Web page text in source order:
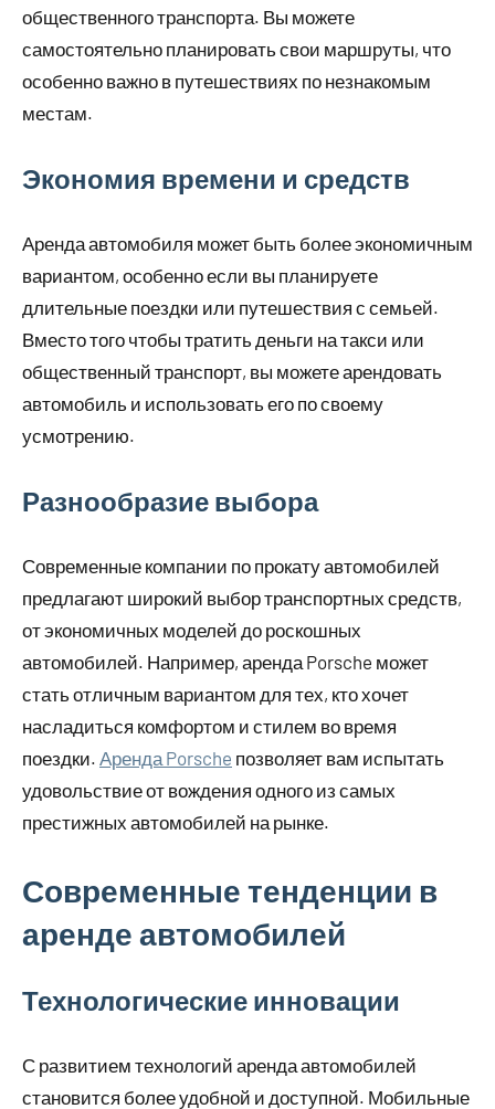
общественного транспорта. Вы можете
самостоятельно планировать свои маршруты, что
особенно важно в путешествиях по незнакомым
местам.
Экономия времени и средств
Аренда автомобиля может быть более экономичным
вариантом, особенно если вы планируете
длительные поездки или путешествия с семьей.
Вместо того чтобы тратить деньги на такси или
общественный транспорт, вы можете арендовать
автомобиль и использовать его по своему
усмотрению.
Разнообразие выбора
Современные компании по прокату автомобилей
предлагают широкий выбор транспортных средств,
от экономичных моделей до роскошных
автомобилей. Например, аренда Porsche может
стать отличным вариантом для тех, кто хочет
насладиться комфортом и стилем во время
поездки. Аренда Porsche позволяет вам испытать
удовольствие от вождения одного из самых
престижных автомобилей на рынке.
Современные тенденции в
аренде автомобилей
Технологические инновации
С развитием технологий аренда автомобилей
становится более удобной и доступной. Мобильные